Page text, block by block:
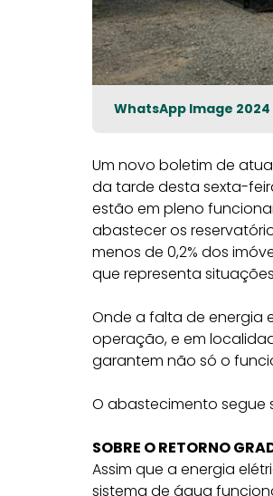
WhatsApp Image 2024
Um novo boletim de
da tarde desta sexta-
estão em pleno
abastecer os
menos de 0,2% dos
que representa
Onde a falta de energia
operação, e em
garantem não só o
O abastecimento segue
SOBRE O RETORNO
Assim que a energia
sistema de água